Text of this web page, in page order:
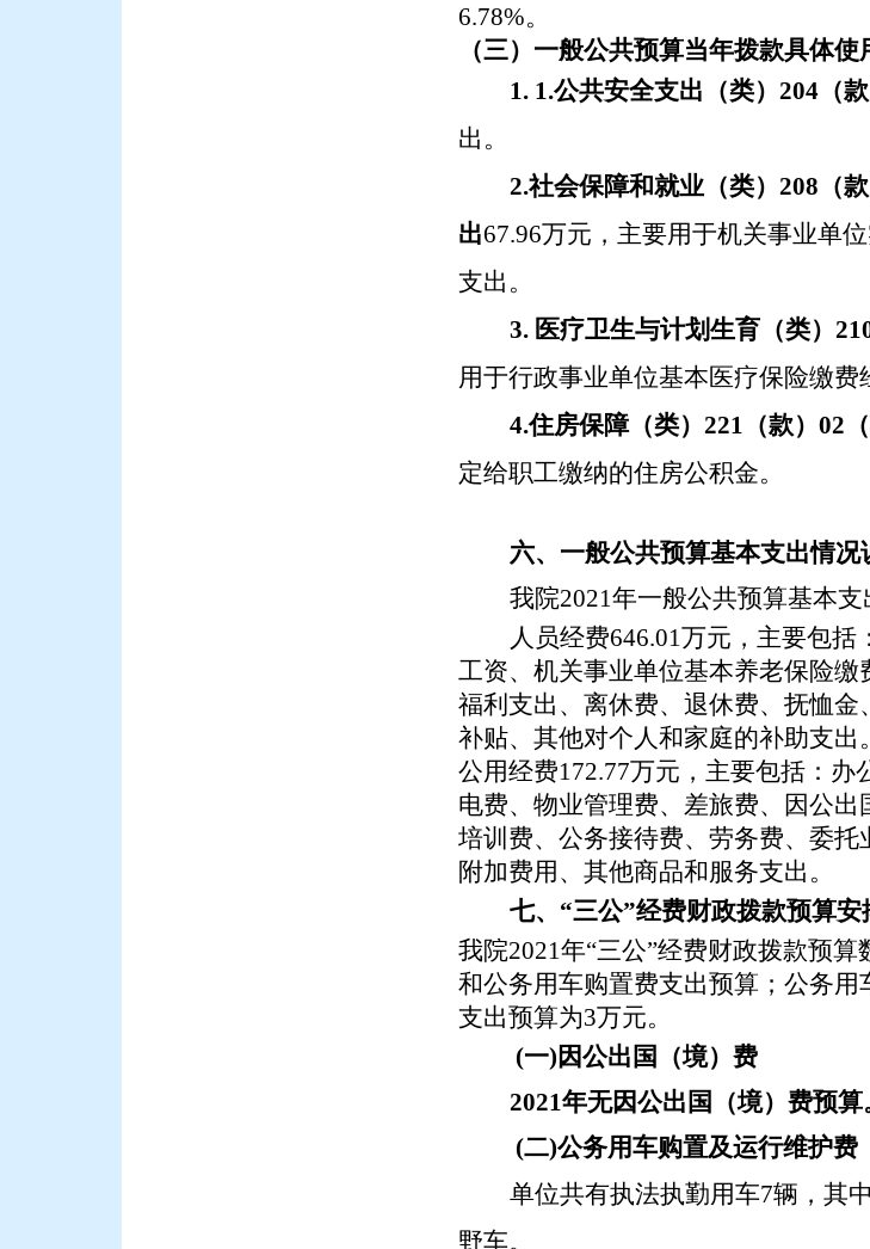
6.78%。
（三）一般公共预算当年拨款具体使
1. 1.公共安全支出（类）204（
出。
2.社会保障和就业（类）208（
出67.96万元，主要用于机关事业单
支出。
3. 医疗卫生与计划生育（类）
用于行政事业单位基本医疗保险缴费
4.住房保障（类）221（款）02
定给职工缴纳的住房公积金。
六、一般公共预算基本支出情况
我院2021年一般公共预算基本支
人员经费646.01万元，主要包
工资、机关事业单位基本养老保险
福利支出、离休费、退休费、抚恤
补贴、其他对个人和家庭的补助支出。
公用经费172.77万元，主要包括：
电费、物业管理费、差旅费、因公出
培训费、公务接待费、劳务费、委
附加费用、其他商品和服务支出。
七、 “三公”经费财政拨款预算安
我院2021年“三公”经费财政拨款预算
和公务用车购置费支出预算；公务用
支出预算为3万元。
(一) 因公出国（境）费
2021年无因公出国（境）费预算
(二)公务用车购置及运行维护费
单位共有执法执勤用车7辆，其
野车。